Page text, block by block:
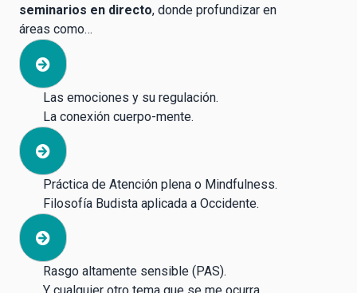
seminarios en directo, donde profundizar en
áreas como…
Las emociones y su regulación.
La conexión cuerpo-mente.
Práctica de Atención plena o Mindfulness.
Filosofía Budista aplicada a Occidente.
Rasgo altamente sensible (PAS).